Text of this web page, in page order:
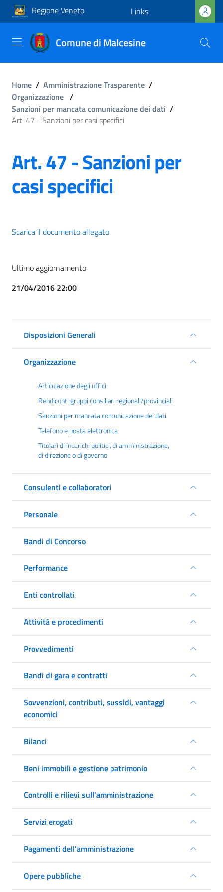
Regione Veneto Links
Comune di Malcesine
Home / Amministrazione Trasparente /
Organizzazione /
Sanzioni per mancata comunicazione dei dati /
Art. 47 - Sanzioni per casi specifici
Art. 47 - Sanzioni per
casi specifici
Scarica il documento allegato
Ultimo aggiornamento
21/04/2016 22:00
Disposizioni Generali
Organizzazione
Articolazione degli uffici
Rendiconti gruppi consiliari regionali/provinciali
Sanzioni per mancata comunicazione dei dati
Telefono e posta elettronica
Titolari di incarichi politici, di amministrazione,
di direzione o di governo
Consulenti e collaboratori
Personale
Bandi di Concorso
Performance
Enti controllati
Attività e procedimenti
Provvedimenti
Bandi di gara e contratti
Sovvenzioni, contributi, sussidi, vantaggi
economici
Bilanci
Beni immobili e gestione patrimonio
Controlli e rilievi sull'amministrazione
Servizi erogati
Pagamenti dell'amministrazione
Opere pubbliche